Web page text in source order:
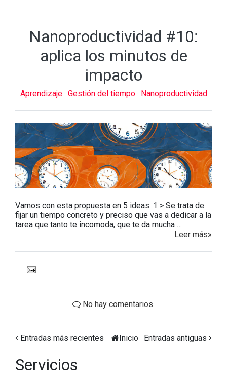
Nanoproductividad #10:
aplica los minutos de
impacto
Aprendizaje · Gestión del tiempo · Nanoproductividad
Vamos con esta propuesta en 5 ideas: 1 > Se trata de
fijar un tiempo concreto y preciso que vas a dedicar a la
tarea que tanto te incomoda, que te da mucha …
Leer más»
No hay comentarios.
Entradas más recientes Entradas antiguas
Inicio
Servicios